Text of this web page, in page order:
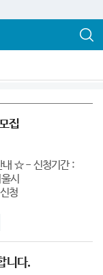
집
내 ☆ - 신청기간 :
시
청
니다.